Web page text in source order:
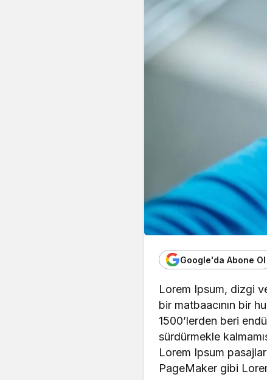
Google'da Abone Ol
Lorem Ipsum, dizgi
bir matbaacının bir
1500’lerden beri
sürdürmekle
Lorem Ipsum
PageMaker gibi